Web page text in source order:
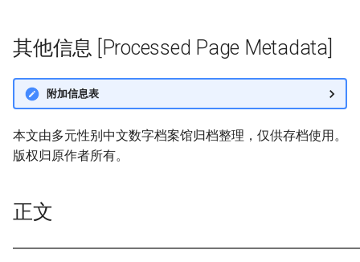
其他信息 [Processed Page Metadata]
附加信息表
本文由多元性别中文数字档案馆归档整理，仅供存档使用。
版权归原作者所有。
正文